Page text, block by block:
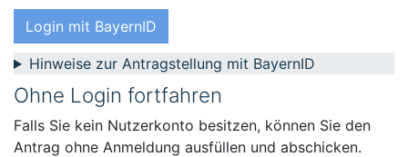
Login mit BayernID
Hinweise zur Antragstellung mit BayernID
Ohne Login fortfahren
Falls Sie kein Nutzerkonto besitzen, können Sie den
Antrag ohne Anmeldung ausfüllen und abschicken.